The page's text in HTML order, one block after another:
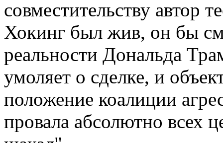
совместительству автор
Хокинг был жив, он бы
реальности Дональда
умоляет о сделке, и
положение коалиции
провала абсолютно всех